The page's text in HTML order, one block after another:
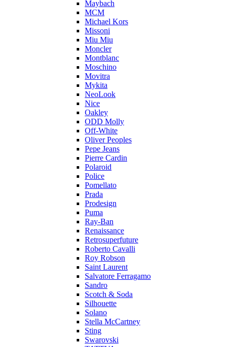
Maybach
MCM
Michael Kors
Missoni
Miu Miu
Moncler
Montblanc
Moschino
Movitra
Mykita
NeoLook
Nice
Oakley
ODD Molly
Off-White
Oliver Peoples
Pepe Jeans
Pierre Cardin
Polaroid
Police
Pomellato
Prada
Prodesign
Puma
Ray-Ban
Renaissance
Retrosuperfuture
Roberto Cavalli
Roy Robson
Saint Laurent
Salvatore Ferragamo
Sandro
Scotch & Soda
Silhouette
Solano
Stella McCartney
Sting
Swarovski